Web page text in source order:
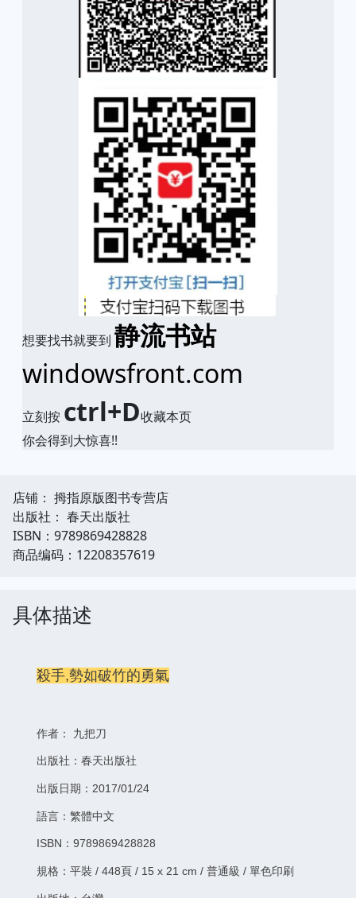
想要找书就要到 静流书站
windowsfront.com
立刻按 ctrl+D收藏本页
你会得到大惊喜!!
店铺： 拇指原版图书专营店
出版社： 春天出版社
ISBN：9789869428828
商品编码：12208357619
具体描述
殺手,勢如破竹的勇氣
作者： 九把刀
出版社：春天出版社
出版日期：2017/01/24
語言：繁體中文
ISBN：9789869428828
規格：平裝 / 448頁 / 15 x 21 cm / 普通級 / 單色印刷